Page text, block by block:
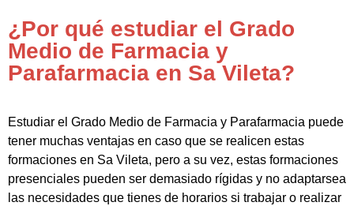
¿Por qué estudiar el Grado
Medio de Farmacia y
Parafarmacia en Sa Vileta?
Estudiar el Grado Medio de Farmacia y Parafarmacia puede
tener muchas ventajas en caso que se realicen estas
formaciones en Sa Vileta, pero a su vez, estas formaciones
presenciales pueden ser demasiado rígidas y no adaptarsea
las necesidades que tienes de horarios si trabajar o realizar